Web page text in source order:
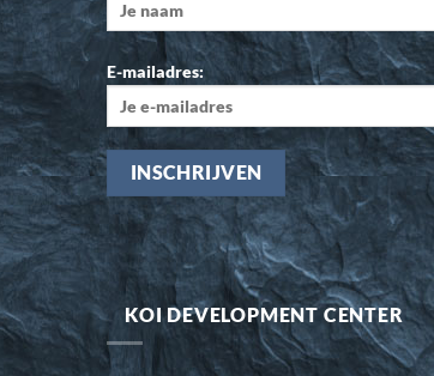
E-mailadres:
KOI DEVELOPMENT CENTER